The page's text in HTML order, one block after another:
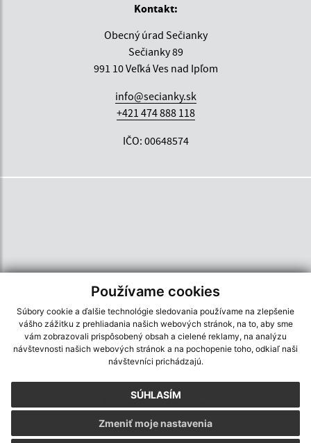
Používame cookies
Súbory cookie a ďalšie technológie sledovania používame na zlepšenie
vášho zážitku z prehliadania našich webových stránok, na to, aby sme
vám zobrazovali prispôsobený obsah a cielené reklamy, na analýzu
návštevnosti našich webových stránok a na pochopenie toho, odkiaľ naši
návštevníci prichádzajú.
SÚHLASÍM
Zmeniť moje nastavenia
Kontakt:
Obecný úrad Sečianky
Sečianky 89
991 10 Veľká Ves nad Ipľom
info@secianky.sk
+421 474 888 118
IČO: 00648574
Informácie o stránke:
Vyhlásenie o prístupnosti